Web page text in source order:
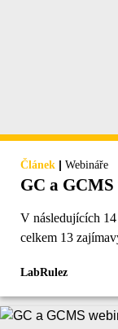
Článek | Webináře
GC a
V následujících
celkem 13
LabRulez